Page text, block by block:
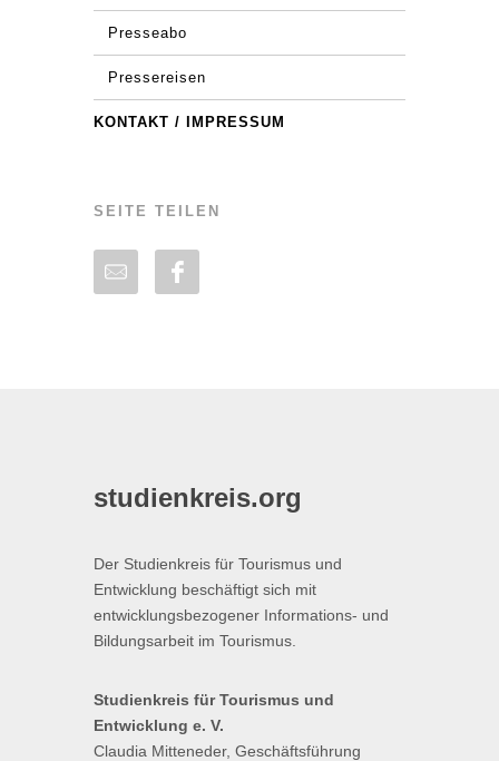
Presseabo
Pressereisen
KONTAKT / IMPRESSUM
SEITE TEILEN
studienkreis.org
Der Studienkreis für Tourismus und
Entwicklung beschäftigt sich mit
entwicklungsbezogener Informations- und
Bildungsarbeit im Tourismus.
Studienkreis für Tourismus und
Entwicklung e. V.
Claudia Mitteneder, Geschäftsführung